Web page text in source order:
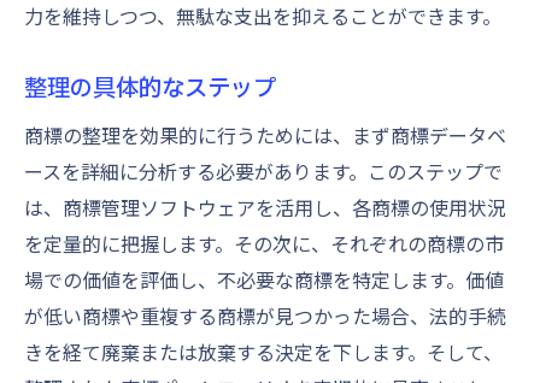
力を維持しつつ、無駄な支出を抑えることができます。
整理の具体的なステップ
商標の整理を効果的に行うためには、まず商標データベ
ースを詳細に分析する必要があります。このステップで
は、商標管理ソフトウェアを活用し、各商標の使用状況
を定量的に把握します。その次に、それぞれの商標の市
場での価値を評価し、不必要な商標を特定します。価値
が低い商標や重複する商標が見つかった場合、法的手続
きを経て廃棄または放棄する決定を下します。そして、